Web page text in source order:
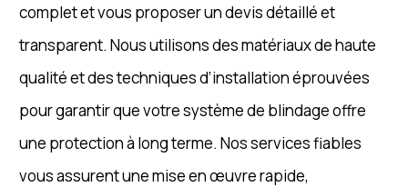
complet et vous proposer un devis détaillé et
transparent. Nous utilisons des matériaux de haute
qualité et des techniques d’installation éprouvées
pour garantir que votre système de blindage offre
une protection à long terme. Nos services fiables
vous assurent une mise en œuvre rapide,